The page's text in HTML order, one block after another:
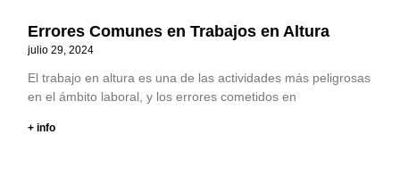
Errores Comunes en Trabajos en Altura
julio 29, 2024
El trabajo en altura es una de las actividades más peligrosas
en el ámbito laboral, y los errores cometidos en
+ info